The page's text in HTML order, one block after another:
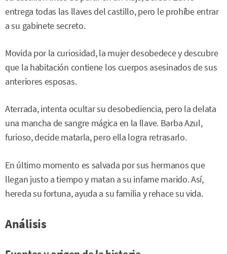
entrega todas las llaves del castillo, pero le prohíbe entrar
a su gabinete secreto.
Movida por la curiosidad, la mujer desobedece y descubre
que la habitación contiene los cuerpos asesinados de sus
anteriores esposas.
Aterrada, intenta ocultar su desobediencia, pero la delata
una mancha de sangre mágica en la llave. Barba Azul,
furioso, decide matarla, pero ella logra retrasarlo.
En último momento es salvada por sus hermanos que
llegan justo a tiempo y matan a su infame marido. Así,
hereda su fortuna, ayuda a su familia y rehace su vida.
Análisis